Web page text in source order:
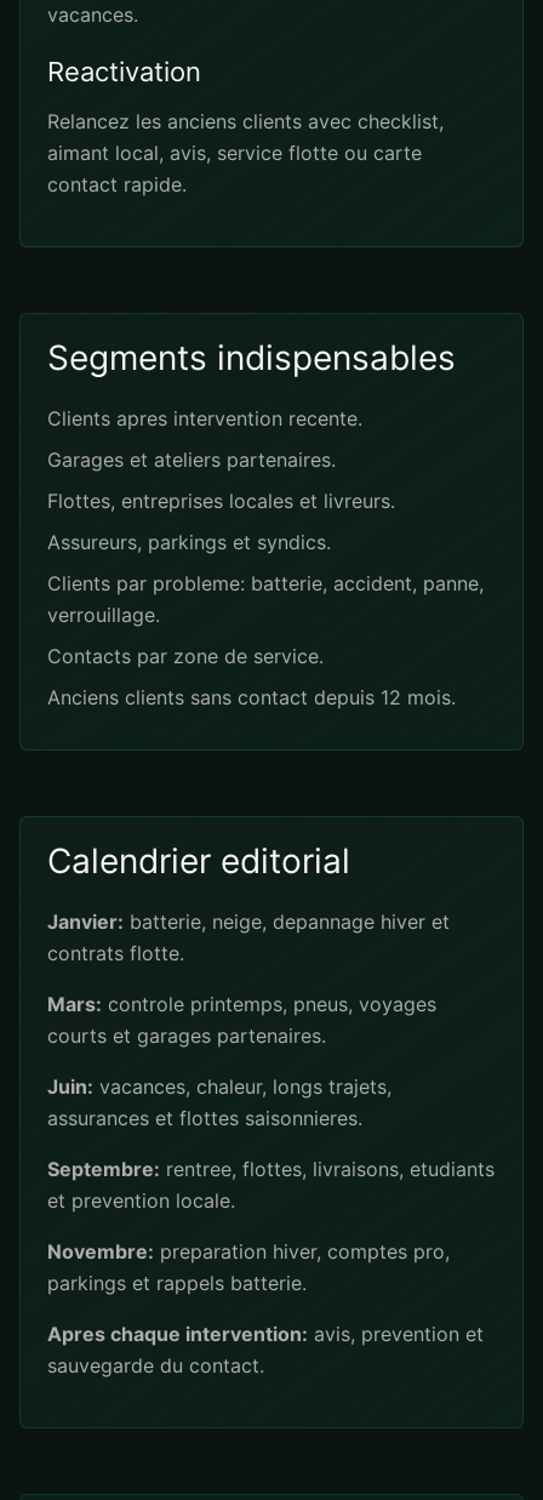
vacances.
Reactivation
Relancez les anciens clients avec checklist,
aimant local, avis, service flotte ou carte
contact rapide.
Segments indispensables
Clients apres intervention recente.
Garages et ateliers partenaires.
Flottes, entreprises locales et livreurs.
Assureurs, parkings et syndics.
Clients par probleme: batterie, accident, panne,
verrouillage.
Contacts par zone de service.
Anciens clients sans contact depuis 12 mois.
Calendrier editorial
Janvier: batterie, neige, depannage hiver et
contrats flotte.
Mars: controle printemps, pneus, voyages
courts et garages partenaires.
Juin: vacances, chaleur, longs trajets,
assurances et flottes saisonnieres.
Septembre: rentree, flottes, livraisons, etudiants
et prevention locale.
Novembre: preparation hiver, comptes pro,
parkings et rappels batterie.
Apres chaque intervention: avis, prevention et
sauvegarde du contact.